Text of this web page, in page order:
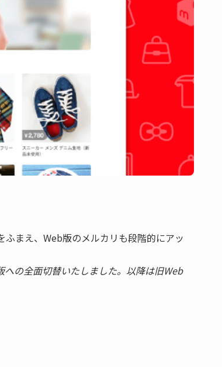
まえ、Web版のメルカリも段階的にアッ
の全面切替いたしました。以降は旧Web